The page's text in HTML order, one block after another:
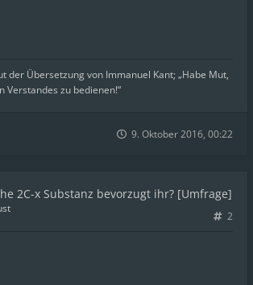
der Übersetzung von Immanuel Kant; „Habe Mut,
Verstandes zu bedienen!“
9. Oktober 2016, 00:22
2C-x Substanz bevorzugt ihr? [Umfrage]
2